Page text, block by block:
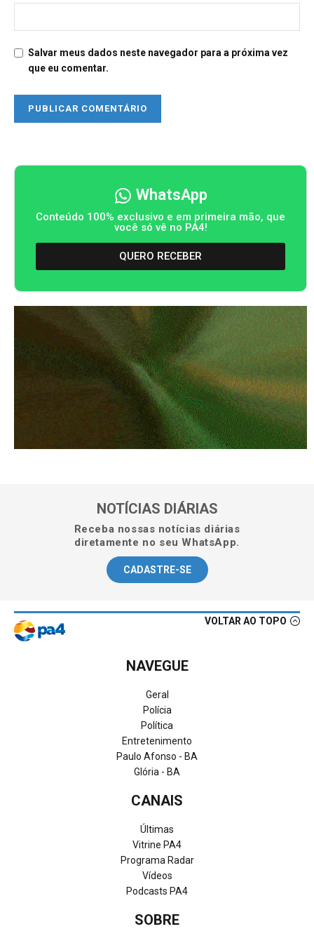
Salvar meus dados neste navegador para a próxima vez
que eu comentar.
WhatsApp
Conteúdo 100% exclusivo e em primeira mão, que
você só vê no PA4!
QUERO RECEBER
NOTÍCIAS DIÁRIAS
Receba nossas notícias diárias
diretamente no seu WhatsApp.
CADASTRE-SE
VOLTAR AO TOPO
NAVEGUE
Geral
Polícia
Política
Entretenimento
Paulo Afonso - BA
Glória - BA
CANAIS
Últimas
Vitrine PA4
Programa Radar
Vídeos
Podcasts PA4
SOBRE